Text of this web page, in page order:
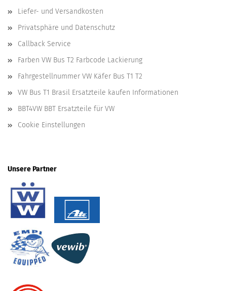
Liefer- und Versandkosten
Privatsphäre und Datenschutz
Callback Service
Farben VW Bus T2 Farbcode Lackierung
Fahrgestellnummer VW Käfer Bus T1 T2
VW Bus T1 Brasil Ersatzteile kaufen Informationen
BBT4VW BBT Ersatzteile für VW
Cookie Einstellungen
Unsere Partner